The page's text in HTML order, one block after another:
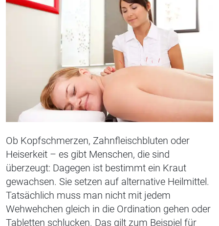
Ob Kopfschmerzen, Zahnfleischbluten oder
Heiserkeit – es gibt Menschen, die sind
überzeugt: Dagegen ist bestimmt ein Kraut
gewachsen. Sie setzen auf alternative Heilmittel.
Tatsächlich muss man nicht mit jedem
Wehwehchen gleich in die Ordination gehen oder
Tabletten schlucken. Das gilt zum Beispiel für